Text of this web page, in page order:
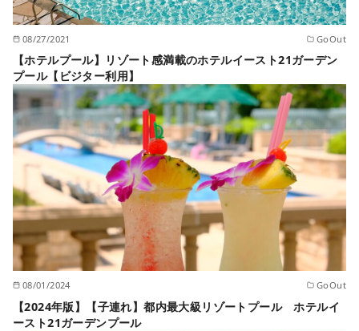
08/27/2021 GoOut
【ホテルプール】リゾート感満載のホテルイースト21ガーデン
プール【ビジター利用】
08/01/2024 GoOut
【2024年版】【子連れ】都内最大級リゾートプール ホテルイ
ースト21ガーデンプール